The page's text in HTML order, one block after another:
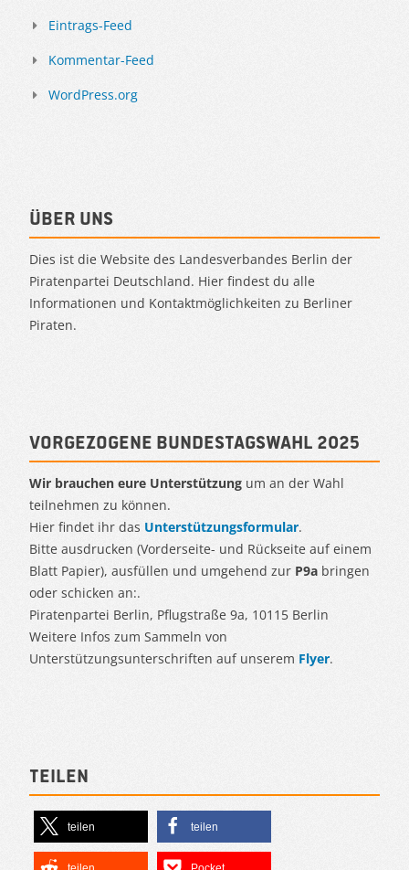
Eintrags-Feed
Kommentar-Feed
WordPress.org
Über uns
Dies ist die Website des Landesverbandes Berlin der
Piratenpartei Deutschland. Hier findest du alle
Informationen und Kontaktmöglichkeiten zu Berliner
Piraten.
Vorgezogene Bundestagswahl 2025
Wir brauchen eure Unterstützung um an der Wahl
teilnehmen zu können.
Hier findet ihr das Unterstützungsformular.
Bitte ausdrucken (Vorderseite- und Rückseite auf einem
Blatt Papier), ausfüllen und umgehend zur P9a bringen
oder schicken an:.
Piratenpartei Berlin, Pflugstraße 9a, 10115 Berlin
Weitere Infos zum Sammeln von
Unterstützungsunterschriften auf unserem Flyer.
Teilen
teilen teilen